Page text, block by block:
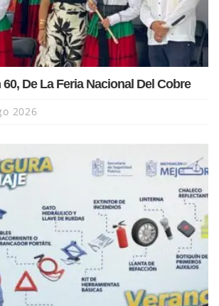
De La Feria Nacional Del Cobre
2026